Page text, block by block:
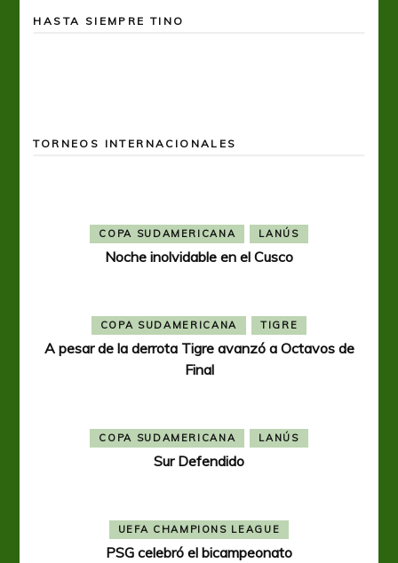
HASTA SIEMPRE TINO
TORNEOS INTERNACIONALES
COPA SUDAMERICANA LANÚS
Noche inolvidable en el Cusco
COPA SUDAMERICANA TIGRE
A pesar de la derrota Tigre avanzó a Octavos de
Final
COPA SUDAMERICANA LANÚS
Sur Defendido
UEFA CHAMPIONS LEAGUE
PSG celebró el bicampeonato